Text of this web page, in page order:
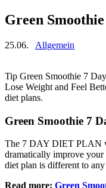
Green
25.06. Allgemein
Tip Green Smoothie 7
Lose Weight and Feel
diet plans.
Green Smoothie 7
The 7 DAY DIET PLAN
dramatically improve
diet plan is different to
Read more: Green